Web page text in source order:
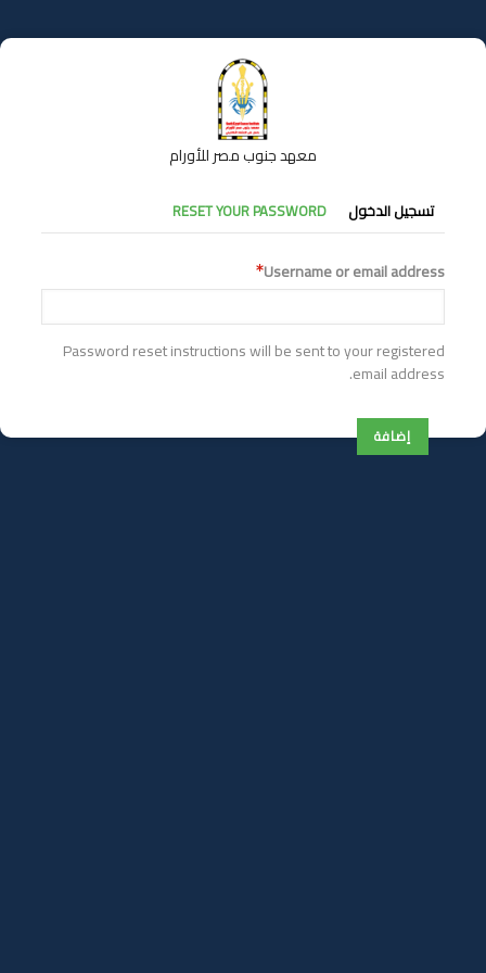
إلى
المحتوى
معهد جنوب مصر للأورام
التبويبات
الأساسية
تسجيل الدخول RESET YOUR PASSWORD
Username or email address
Password reset instructions will be sent to your registered
email address.